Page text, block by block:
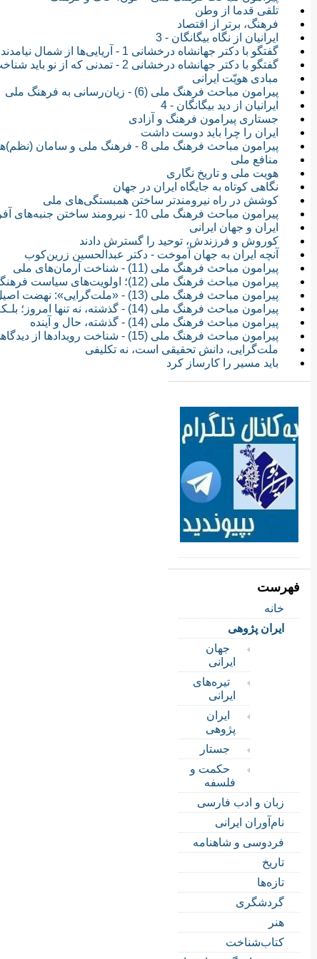
تلقی قدما از وطن
فرهنگ، برتر از اقتصاد
ایرانیان از نگاه بیگانگان - 3
گفتگو با دکتر جهانشاه درخشانی 1 - آریایی‌ها از شمال نیامدند
گفتگو با دکتر جهانشاه درخشانی 2 - تمدنی که از نو باید شناخت
مبادی هویّت ایرانی
پیرامون مباحث فرهنگ ملی (6) - زیان‌رسانی به فرهنگ ملی
ایرانیان از دید بیگانگان - 4
جستاری پیرامون فرهنگ و آزادی
ایران را چرا باید دوست داشت
پیرامون مباحث فرهنگ ملی 8 - فرهنگ ملی و سامان (نظم)های اجتماعی
منافع ملی
هویت ملی و تاریخ نگاری
نگاهی کوتاه به جایگاه ایران در جهان
کوشش در راه نیرومندتر ساختن همبستگی‌های ملی
پیرامون مباحث فرهنگ ملی 10 - نیرومند ساختن جنبه‌های آفرینش فردی و گروهی
ایران و جهان ایرانی
کوروش و فرزندش، توحید را گسترش دادند
آنچه ایران به جهان آموخت - دکتر عبدالحسین زرین‌‏کوب
پیرامون مباحث فرهنگ ملی (11) - شناخت آرمان‌های ملی
پیرامون مباحث فرهنگ ملی (12)؛ اولویت‌های سیاست فرهنگی
پیرامون مباحث فرهنگ ملی (13) - «ملت‌گرایی»: نهضت اصیل اجتماعی
پیرامون مباحث فرهنگ ملی (14) - گذشته، نه تنها امروز؛ بلـکه فـردا را نیز می‌سـازد
پیرامون مباحث فرهنگ ملی (14) - گذشته، حال و آینده
پیرامون مباحث فرهنگ ملی (15) - شناخت رویدادها از دیدگاهی نو
ملت‌گرایی، دانش تحقیقی است، نه تکلیفی
باید مسیر را کارساز کرد
فهرست
خانه
ایران پژوهی
جهان
ایرانی
تیره‌های
ایرانی
ایران
پژوهی
جستار
حکمت و
فلسفه
زبان و ادب فارسی
نام‌آوران ایرانی
فردوسی و شاهنامه
تاریخ
تازه‌ها
گردشگری
هنر
کتاب‌شناخت